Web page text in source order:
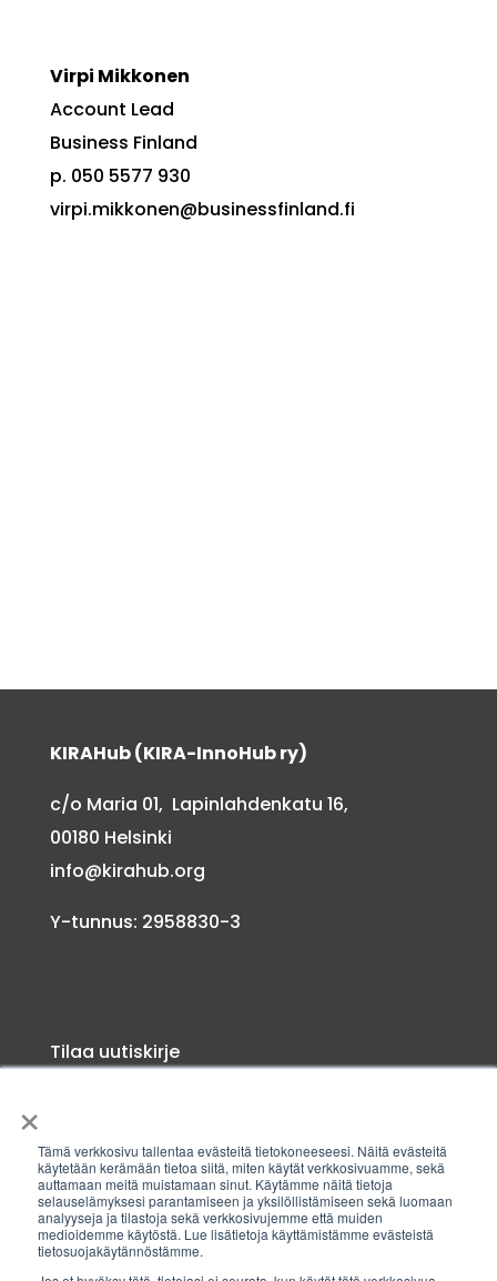
×
Tämä verkkosivu tallentaa evästeitä tietokoneeseesi. Näitä evästeitä
käytetään kerämään tietoa siitä, miten käytät verkkosivuamme, sekä
auttamaan meitä muistamaan sinut. Käytämme näitä tietoja
selauselämyksesi parantamiseen ja yksilöllistämiseen sekä luomaan
analyyseja ja tilastoja sekä verkkosivujemme että muiden
medioidemme käytöstä. Lue lisätietoja käyttämistämme evästeistä
tietosuojakäytännöstämme.
Virpi Mikkonen
Account Lead
Business Finland
p. 050 5577 930
virpi.mikkonen@businessfinland.fi
KIRAHub (KIRA-InnoHub ry)
c/o Maria 01, Lapinlahdenkatu 16,
00180 Helsinki
info@kirahub.org
Y-tunnus: 2958830-3
Tilaa uutiskirje
©KIRAHub